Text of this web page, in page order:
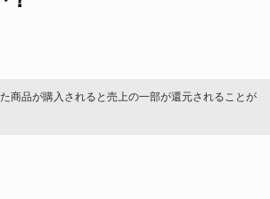
商品が購入されると売上の一部が還元されることが